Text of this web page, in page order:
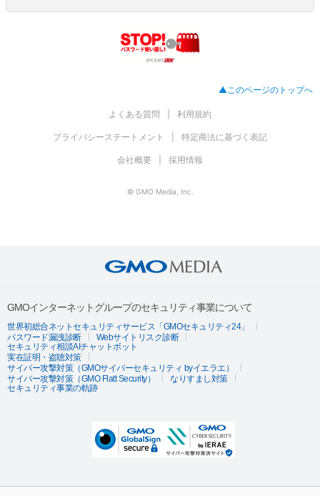
▲このページのトップへ
よくある質問 利用規約
プライバシーステートメント 特定商法に基づく表記
会社概要 採用情報
© GMO Media, Inc.
GMOインターネットグループのセキュリティ事業について
世界初総合ネットセキュリティサービス「GMOセキュリティ24」
パスワード漏洩診断
Webサイトリスク診断
セキュリティ相談AIチャットボット
実在証明・盗聴対策
サイバー攻撃対策（GMOサイバーセキュリティ byイエラエ）
サイバー攻撃対策（GMO Flatt Security）
なりすまし対策
セキュリティ事業の軌跡